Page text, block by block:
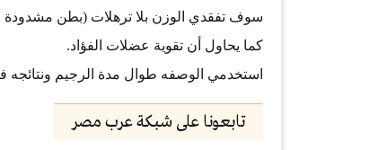
سوف تفقدي الوزن بلا ترهلات (بطن مشدودة
كما يحاول أن تقوية عضلات الفؤاد.
استخدمي الوصفه طوال مدة الرجيم ونتائجه
تابعونا على شبكة عرب مصر